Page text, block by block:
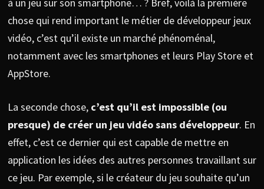
à un jeu sur son smartphone… ? Bref, voilà la première
chose qui rend important le métier de développeur jeux
vidéo, c’est qu’il existe un marché phénoménal,
notamment avec les smartphones et leurs Play Store et
AppStore.
La seconde chose, c’est qu’il est impossible (ou
presque) de créer un jeu vidéo sans développeur. En
effet, c’est ce dernier qui est capable de mettre en
application les idées des autres personnes travaillant sur
ce jeu. Par exemple, si le créateur du jeu souhaite qu’un